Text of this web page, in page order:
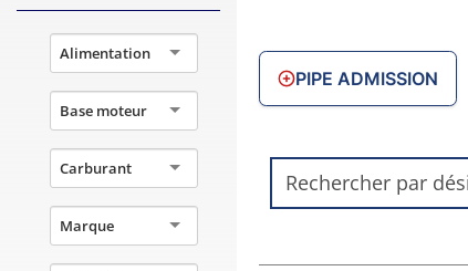
Alimentation
Base moteur
Carburant
Marque
PIPE ADMISSION